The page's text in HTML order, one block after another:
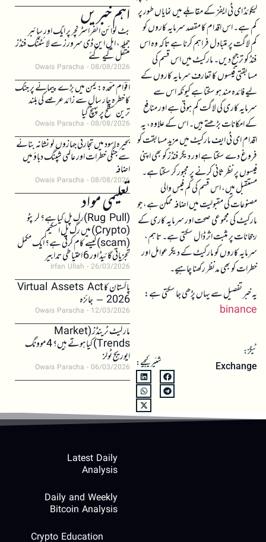
لیکوئڈ ای ٹی ایفز کے مقابلے میں نمایاں طور پر
کم ہے۔ اس اقدام کا مقصد سرمایہ کاروں کو
کم لاگت پر متبادل فراہم کرنا ہے تاکہ وہ اس
فنڈ کو ترجیح دیں۔ مارکیٹ میں اس قسم کی
مسابقتی فیسوں کا تعارف سرمایہ کاروں کے
لیے فائدہ مند ہو سکتا ہے کیونکہ اس سے
سرمایہ کاری کی لاگت کم ہوتی ہے اور منافع
کے امکانات بڑھتے ہیں۔ اس کے علاوہ، یہ
اقدام ای ٹی ایف مارکیٹ میں مزید مسابقت کو
فروغ دے سکتا ہے اور دیگر فنڈز کو بھی اپنی
فیسوں پر نظر ثانی کرنے پر مجبور کر سکتا ہے۔
مستقبل میں، اس قسم کی کم فیس والی
مصنوعات کی مقبولیت میں اضافہ ممکن ہے، جو
مارکیٹ کی مجموعی صحت اور سرمایہ کاری کے
رجحانات پر مثبت اثر ڈال سکتی ہے۔ تاہم،
سرمایہ کاروں کو مارکیٹ کے دیگر عوامل اور
خطرات کو بھی مدنظر رکھنا چاہیے۔
یہ خبر تفصیل سے یہاں پڑھی جا سکتی ہے:
binance
ٹیگز:
Exchange شئیر کیجیے:
اہم خبریں
بٹ کوائن انفراسٹرکچر پر ایک اور سائبر
حملہ، ایل این ڈی سرورز سے لائٹننگ فنڈز
منتقل کیے گئے
Owais Paracha 08/08/2026
اقوام متحدہ: یمن میں بڑے پیمانے پر جنگ
کا خطرہ چار سال سے زائد عرصے کی بلند
ترین سطح پر پہنچ گیا
Owais Paracha 08/08/2026
بحیرہ اسود میں تجارتی جہازوں کو نشانہ بنانے
سے جنگی خطرات اور عالمی شپنگ دباؤ میں
اضافہ
Owais Paracha 08/08/2026
تعلیمی مواد(Rug Pull)رگ پل کیا ہے؟ کرپٹو
(Crypto) میں رگ پل اسکیم
(scam)کیسے کام کرتی ہے؟ ایک مکمل
تجزیاتی گائیڈ اور 6 احتیاطی تدابیر
Irfan Ullah 26/03/2026
پاکستان کا Virtual Assets Act
2026 – جائزہ
Owais Paracha 12/03/2026
مارکیٹ ٹرینڈز (Market
Trends) کیا ہوتے ہیں؟ 4 موونگ
ایوریج ٹولز
Owais Paracha 06/03/2026
Latest Daily
Analysis
Daily and Weekly
Bitcoin Analysis
Crypto Education